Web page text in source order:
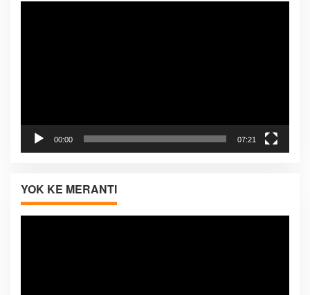
00:00 07:21
YOK KE MERANTI
Pemutar